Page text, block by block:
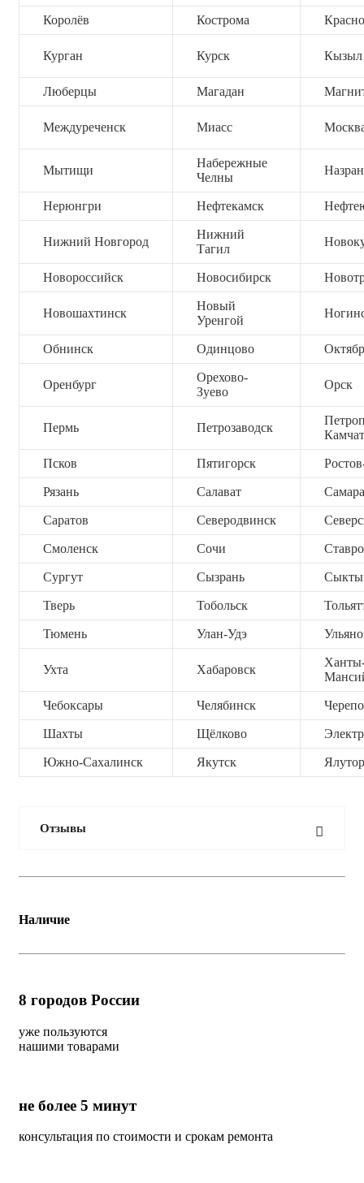
Королёв Кострома
Курган Курск Кызыл
Люберцы Магадан
Междуреченск Миасс
Мытищи
Набережные
Челны
Нерюнгри Нефтекамск
Нижний Новгород
Нижний
Тагил
Новороссийск Новосибирск
Новошахтинск
Новый
Уренгой
Обнинск Одинцово
Оренбург
Орехово-
Зуево
Орск
Пермь Петрозаводск
Псков Пятигорск
Рязань Салават Самара
Саратов Северодвинск
Смоленск Сочи
Сургут Сызрань
Тверь Тобольск
Тюмень Улан-Удэ
Ухта Хабаровск
Чебоксары Челябинск
Шахты Щёлково
Южно-Сахалинск Якутск
Отзывы
Наличие
8 городов России
уже пользуются
нашими товарами
не более 5 минут
консультация по стоимости и срокам ремонта